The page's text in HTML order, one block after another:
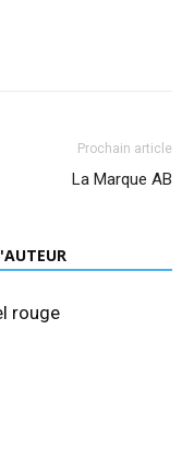
Prochain article
La Marque AB
rouge